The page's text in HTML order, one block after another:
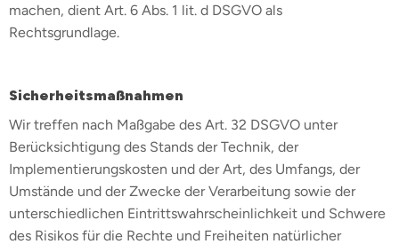
machen, dient Art. 6 Abs. 1 lit. d DSGVO als
Rechtsgrundlage.
Sicherheitsmaßnahmen
Wir treffen nach Maßgabe des Art. 32 DSGVO unter
Berücksichtigung des Stands der Technik, der
Implementierungskosten und der Art, des Umfangs, der
Umstände und der Zwecke der Verarbeitung sowie der
unterschiedlichen Eintrittswahrscheinlichkeit und Schwere
des Risikos für die Rechte und Freiheiten natürlicher